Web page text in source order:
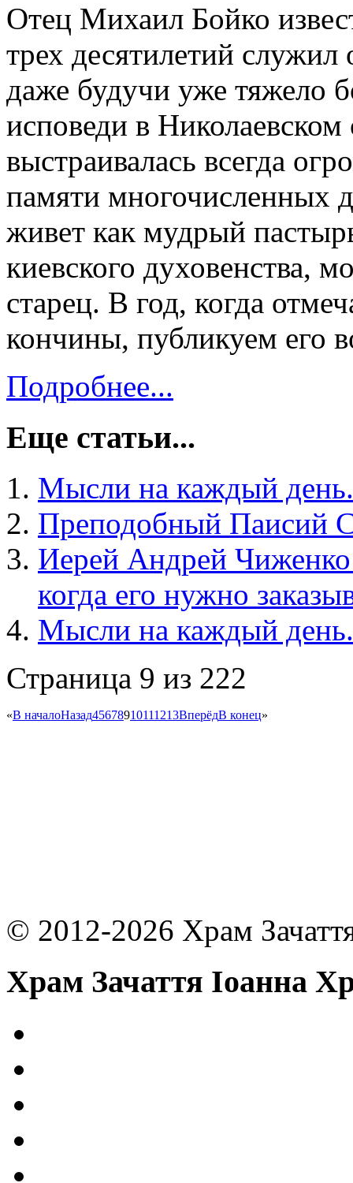
Отец Михаил Бойко
трех десятилетий
даже будучи уже тяжело
исповеди в Николаевском
выстраивалась всегда
памяти многочисленных
живет как мудрый
киевского духовенства,
старец. В год, когда
кончины, публикуем его
Подробнее...
Еще статьи...
Мысли на каждый
Преподобный Паисий
Иерей Андрей
когда его нужно
Мысли на каждый
Страница 9 из 222
«В началоНазад45678910111213ВперёдВ конец»
© 2012-2026 Храм
Храм Зачаття Іоанна